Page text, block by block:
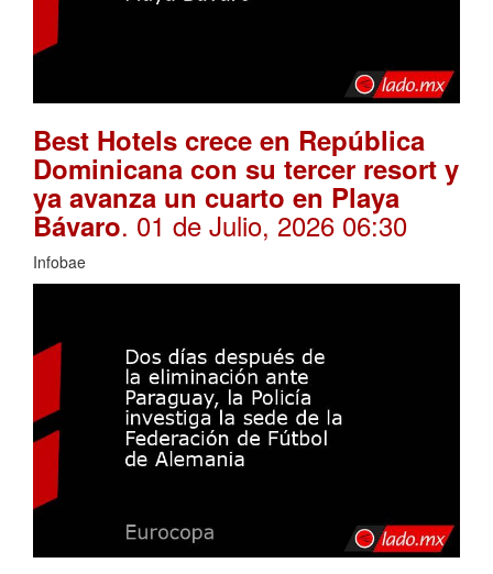
Best Hotels crece en República
Dominicana con su tercer resort y
ya avanza un cuarto en Playa
Bávaro. 01 de Julio, 2026 06:30
Infobae